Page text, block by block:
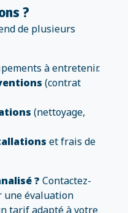
?
de plusieurs
à entretenir.
(contrat
(nettoyage,
et frais de
? Contactez-
une évaluation
tarif adapté à votre